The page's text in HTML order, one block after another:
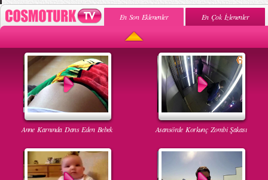
En Son Eklenenler En Çok İzlenenler
Anne Karnında Dans Eden Bebek Asansörde Korkunç Zombi Şakası